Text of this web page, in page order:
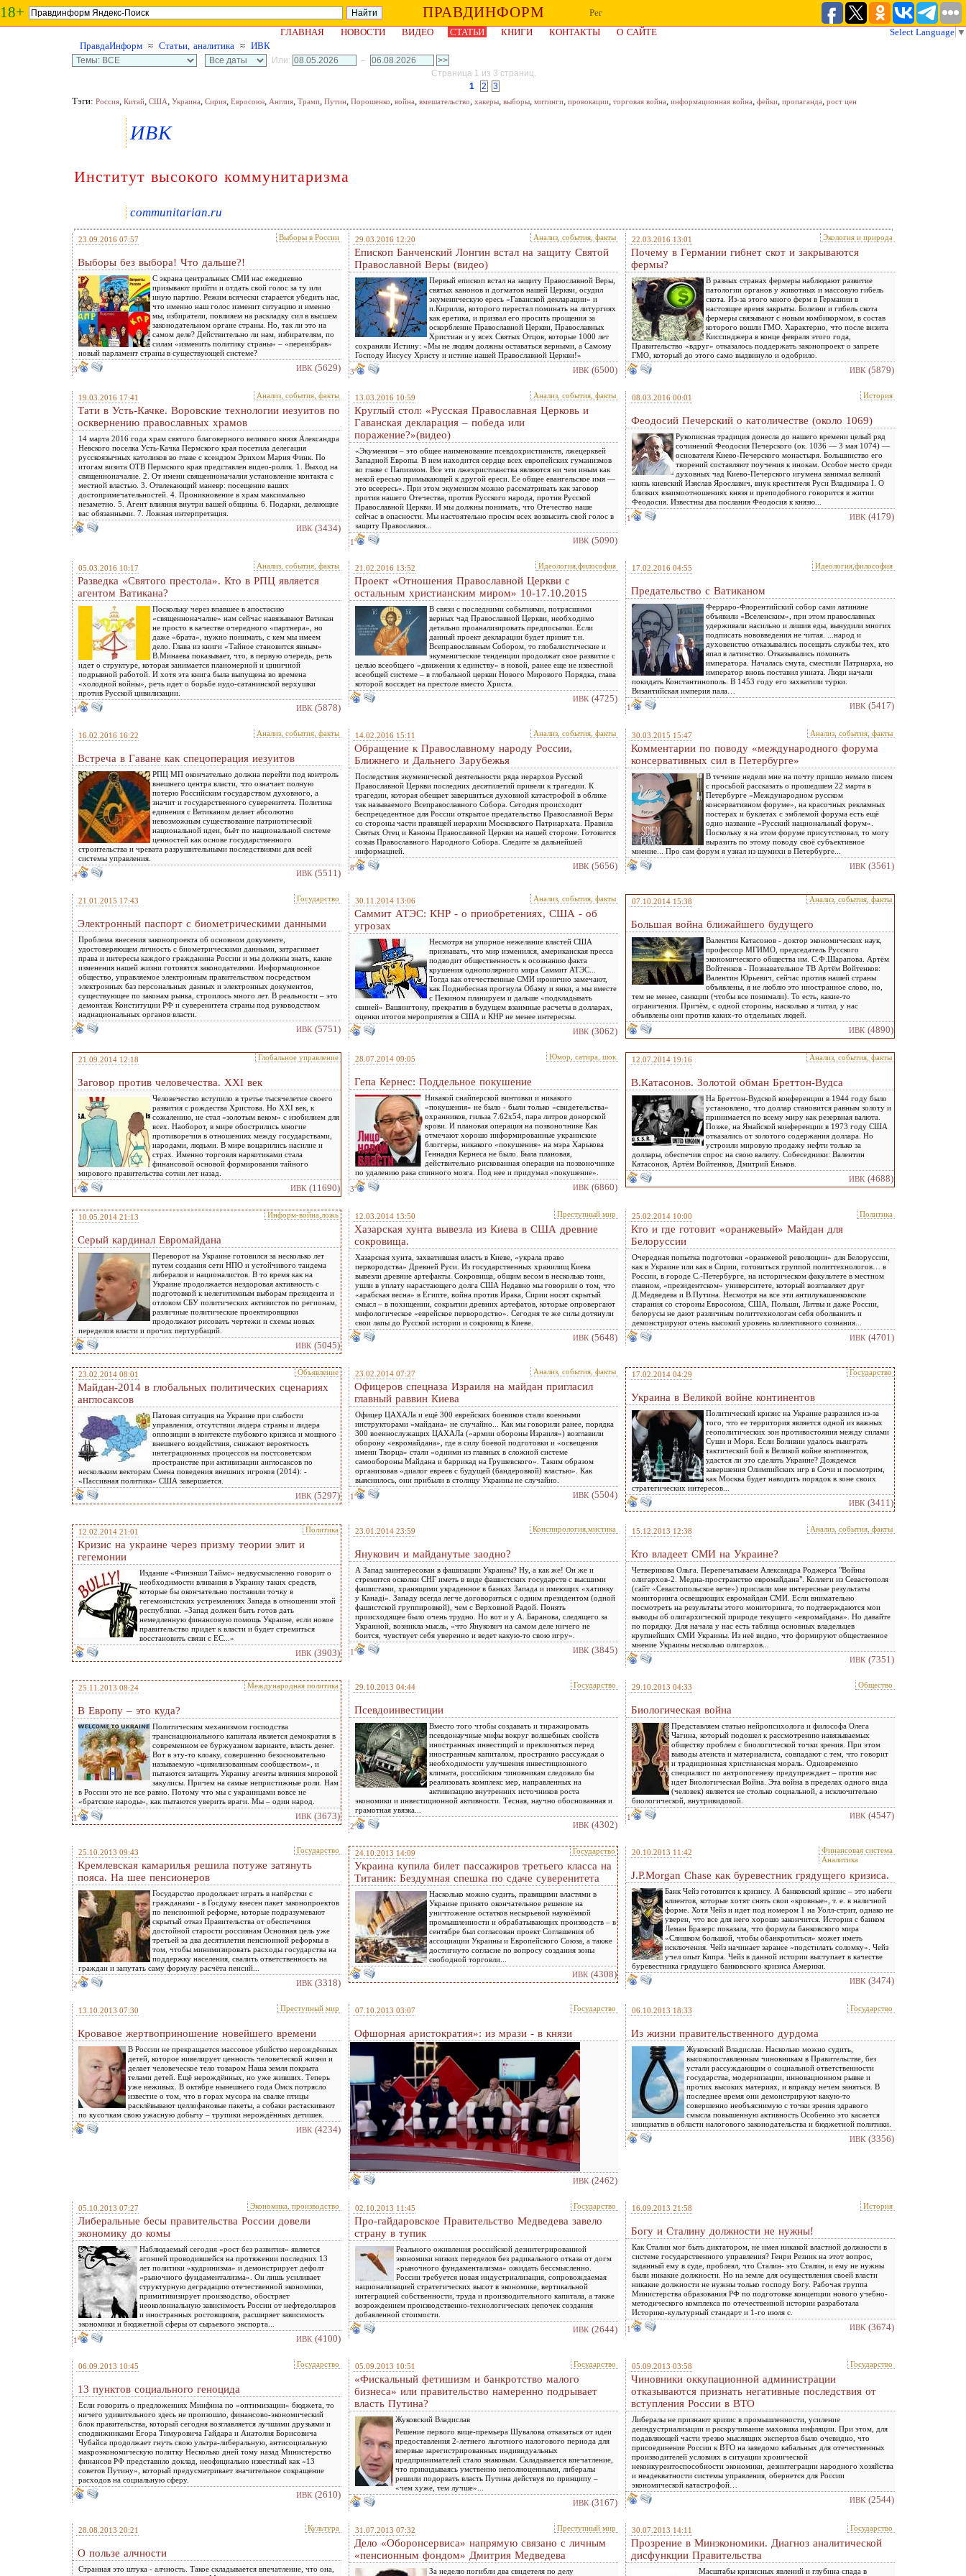
18+ ПРАВДИНФОРМ
Рег
ГЛАВНАЯ
НОВОСТИ ВИДЕО СТАТЬИ КНИГИ КОНТАКТЫ О САЙТЕ Select Language ▼
ПравдаИнформ ≈ Статьи, аналитика ≈ ИВК
Или:
–
Страница 1 из 3 страниц.
1
2 3
Тэги: Россия, Китай, США, Украина, Сирия, Евросоюз, Англия, Трамп, Путин, Порошенко, война, вмешательство, хакеры, выборы, митинги, провокации, торговая война, информационная война, фейки, пропаганда, рост цен
ИВК
Институт высокого коммунитаризма
communitarian.ru
23.09.2016 07:57 Выборы в России
Выборы без выбора! Что дальше?!
С экрана центральных СМИ нас ежедневно
призывают прийти и отдать свой голос за ту или
иную партию. Режим всячески старается убедить нас,
что именно наш голос изменит ситуацию и именно
мы, избиратели, повлияем на раскладку сил в высшем
законодательном органе страны. Но, так ли это на
самом деле? Действительно ли нам, избирателям, по
силам «изменить политику страны» – «переизбрав»
новый парламент страны в существующей системе?
3
ИВК (5629)
29.03.2016 12:20 Анализ, события, факты
Епископ Банченский Лонгин встал на защиту Святой
Православной Веры (видео)
Первый епископ встал на защиту Православной Веры,
святых канонов и догматов нашей Церкви, осудил
экуменическую ересь «Гаванской декларации» и
п.Кирилла, которого перестал поминать на литургиях
как еретика, и призвал его просить прощения за
оскорбление Православной Церкви, Православных
Христиан и у всех Святых Отцов, которые 1000 лет
сохраняли Истину: «Мы не людям должны оставаться верными, а Самому
Господу Иисусу Христу и истине нашей Православной Церкви!»
3
ИВК (6500)
22.03.2016 13:01 Экология и природа
Почему в Германии гибнет скот и закрываются
фермы?
В разных странах фермеры наблюдают развитие
патологии органов у животных и массовую гибель
скота. Из-за этого много ферм в Германии в
настоящее время закрыты. Болезни и гибель скота
фермеры связывают с новым комбикормом, в состав
которого вошли ГМО. Характерно, что после визита
Киссинджера в конце февраля этого года,
Правительство «вдруг» отказалось поддержать законопроект о запрете
ГМО, который до этого само выдвинуло и одобрило.
ИВК (5879)
19.03.2016 17:41 Анализ, события, факты
Тати в Усть-Качке. Воровские технологии иезуитов по
осквернению православных храмов
14 марта 2016 года храм святого благоверного великого князя Александра
Невского поселка Усть-Качка Пермского края посетила делегация
русскоязычных католиков во главе с ксендзом Эрихом Мария Финк. По
итогам визита ОТВ Пермского края представлен видео-ролик. 1. Выход на
священноначалие. 2. От имени священноначалия установление контакта с
местной властью. 3. Отвлекающий маневр: посещение ваших
достопримечательностей. 4. Проникновение в храм максимально
незаметно. 5. Агент влияния внутри вашей общины. 6. Подарки, делающие
вас обязанными. 7. Ложная интерпретация.
ИВК (3434)
13.03.2016 10:59 Анализ, события, факты
Круглый стол: «Русская Православная Церковь и
Гаванская декларация – победа или
поражение?»(видео)
«Экуменизм – это общее наименование псевдохристианств, лжецерквей
Западной Европы. В нем находится сердце всех европейских гуманизмов
во главе с Папизмом. Все эти лжехристианства являются ни чем иным как
некой ересью примыкающей к другой ереси. Ее общее евангельское имя —
это всеересь». При этом экуменизм можно рассматривать как заговор
против нашего Отечества, против Русского народа, против Русской
Православной Церкви. И мы должны понимать, что Отечество наше
сейчас в опасности. Мы настоятельно просим всех возвысить свой голос в
защиту Православия...
1
ИВК (5090)
08.03.2016 00:01 История
Феодосий Печерский о католичестве (около 1069)
Рукописная традиция донесла до нашего времени целый ряд
сочинений Феодосия Печерского (ок. 1036 — 3 мая 1074) —
основателя Киево-Печерского монастыря. Большинство его
творений составляют поучения к инокам. Особое место среди
духовных чад Киево-Печерского игумена занимал великий
князь киевский Изяслав Ярославич, внук крестителя Руси Владимира I. О
близких взаимоотношениях князя и преподобного говорится в житии
Феодосия. Известны два послания Феодосия к князю...
1
ИВК (4179)
05.03.2016 10:17 Анализ, события, факты
Разведка «Святого престола». Кто в РПЦ является
агентом Ватикана?
Поскольку через впавшее в апостасию
«священноначалие» нам сейчас навязывают Ватикан
не просто в качестве очередного «партнера», но
даже «брата», нужно понимать, с кем мы имеем
дело. Глава из книги «Тайное становится явным»
В.Минаева показывает, что, в первую очередь, речь
идет о структуре, которая занимается планомерной и циничной
подрывной работой. И хотя эта книга была выпущена во времена
«холодной войны», речь идет о борьбе иудо-сатанинской верхушки
против Русской цивилизации.
1
ИВК (5878)
21.02.2016 13:52 Идеология,философия
Проект «Отношения Православной Церкви с
остальным христианским миром» 10-17.10.2015
В связи с последними событиями, потрясшими
верных чад Православной Церкви, необходимо
детально проанализировать предпосылки. Если
данный проект декларации будет принят т.н.
Всеправославным Собором, то глобалистические и
экуменические тенденции продолжат свое развитие с
целью всеобщего «движения к единству» в новой, ранее еще не известной
всеобщей системе – в глобальной церкви Нового Мирового Порядка, глава
которой воссядет на престоле вместо Христа.
ИВК (4725)
17.02.2016 04:55 Идеология,философия
Предательство с Ватиканом
Ферраро-Флорентийский собор сами латиняне
объявили «Вселенским», при этом православных
удерживали насильно и лишив еды, вынудили многих
подписать нововведения не читая. ...народ и
духовенство отказывались посещать службы тех, кто
впал в латинство. Отказывались поминать
императора. Началась смута, сместили Патриарха, но
император вновь поставил униата. Люди начали
покидать Константинополь. В 1453 году его захватили турки.
Византийская империя пала…
1
ИВК (5417)
16.02.2016 16:22 Анализ, события, факты
Встреча в Гаване как спецоперация иезуитов
РПЦ МП окончательно должна перейти под контроль
внешнего центра власти, что означает полную
потерю Российским государством духовного, а
значит и государственного суверенитета. Политика
единения с Ватиканом делает абсолютно
невозможным существование патриотической
национальной идеи, бьёт по национальной системе
ценностей как основе государственного
строительства и чревата разрушительными последствиями для всей
системы управления.
4
ИВК (5511)
14.02.2016 15:11 Анализ, события, факты
Обращение к Православному народу России,
Ближнего и Дальнего Зарубежья
Последствия экуменической деятельности ряда иерархов Русской
Православной Церкви последних десятилетий привели к трагедии. К
трагедии, которая обещает завершиться духовной катастрофой в облике
так называемого Всеправославного Собора. Сегодня происходит
беспрецедентное для России открытое предательство Православной Веры
со стороны части правящей иерархии Московского Патриархата. Правила
Святых Отец и Каноны Православной Церкви на нашей стороне. Готовится
созыв Православного Народного Собора. Следите за дальнейшей
информацией.
8
ИВК (5656)
30.03.2015 15:47 Анализ, события, факты
Комментарии по поводу «международного форума
консервативных сил в Петербурге»
В течение недели мне на почту пришло немало писем
с просьбой рассказать о прошедшем 22 марта в
Петербурге «Международном русском
консервативном форуме», на красочных рекламных
постерах и буклетах с эмблемой форума есть ещё
одно название «Русский национальный форум».
Поскольку я на этом форуме присутствовал, то могу
выразить по этому поводу своё субъективное
мнение... Про сам форум я узнал из шумихи в Петербурге...
ИВК (3561)
21.01.2015 17:43 Государство
Электронный паспорт с биометрическими данными
Проблема внесения законопроекта об основном документе,
удостоверяющем личность с биометрическими данными, затрагивает
права и интересы каждого гражданина России и мы должны знать, какие
изменения нашей жизни готовятся законодателями. Информационное
общество, управляемое электронным правительством посредством
электронных баз персональных данных и электронных документов,
существующее по законам рынка, строилось много лет. В реальности – это
демонтаж Конституции РФ и суверенитета страны под руководством
наднациональных органов власти.
ИВК (5751)
30.11.2014 13:06 Анализ, события, факты
Саммит АТЭС: КНР - о приобретениях, США - об
угрозах
Несмотря на упорное нежелание властей США
признавать, что мир изменился, американская пресса
подводит общественность к осознанию факта
крушения однополярного мира Саммит АТЭС...
Тогда как отечественные СМИ иронично замечают,
как Поднебесная прогнула Обаму и янки, а мы вместе
с Пекином планируем и дальше «подкладывать
свиней» Вашингтону, прекратив в будущем взаимные расчеты в долларах,
оценки итогов мероприятия в США и КНР не менее интересны.
ИВК (3062)
07.10.2014 15:38 Анализ, события, факты
Большая война ближайшего будущего
Валентин Катасонов - доктор экономических наук,
профессор МГИМО, председатель Русского
экономического общества им. С.Ф.Шарапова. Артём
Войтенков - Познавательное ТВ Артём Войтенков:
Валентин Юрьевич, сейчас против нашей страны
объявлены, я не люблю это иностранное слово, но,
тем не менее, санкции (чтобы все понимали). То есть, какие-то
ограничения. Причём, с одной стороны, насколько я читал, у нас
объявлены они против каких-то отдельных людей.
ИВК (4890)
21.09.2014 12:18 Глобальное управление
Заговор против человечества. XXI век
Человечество вступило в третье тысячелетие своего
развития с рождества Христова. Но ХХI век, к
сожалению, не стал «золотым веком» с изобилием для
всех. Наоборот, в мире обострились многие
противоречия в отношениях между государствами,
народами, людьми. В мире воцарились насилие и
страх. Именно торговля наркотиками стала
финансовой основой формирования тайного
мирового правительства сотни лет назад.
1
ИВК (11690)
28.07.2014 09:05 Юмор, сатира, шок
Гепа Кернес: Поддельное покушение
Никакой снайперской винтовки и никакого
«покушения» не было - были только «свидетельства»
охранников, гильза 7.62х54, пара литров донорской
крови. И плановая операция на позвоночнике Как
отмечают хорошо информированные украинские
блоггеры, никакого «покушения» на мэра Харькова
Геннадия Кернеса не было. Была плановая,
действительно рискованная операция на позвоночнике
по удалению рака спинного мозга. Под нее и придумал «покушение».
3
ИВК (6860)
12.07.2014 19:16 Анализ, события, факты
В.Катасонов. Золотой обман Бреттон-Вудса
На Бреттон-Вудской конференции в 1944 году было
установлено, что доллар становится равным золоту и
принимается по всему миру как резервная валюта.
Позже, на Ямайской конференции в 1973 году США
отказались от золотого содержания доллара. Но
устроили мировую продажу нефти только за
доллары, обеспечив спрос на свою валюту. Собеседники: Валентин
Катасонов, Артём Войтенков, Дмитрий Еньков.
ИВК (4688)
10.05.2014 21:13 Информ-война,ложь
Cерый кардинал Евромайдана
Переворот на Украине готовился за несколько лет
путем создания сети НПО и устойчивого тандема
либералов и националистов. В то время как на
Украине продолжается нездоровая активность с
подготовкой к нелегитимным выборам президента и
отловом СБУ политических активистов по регионам,
различные политические проектировщики
продолжают рисовать чертежи и схемы новых
переделов власти и прочих пертурбаций.
ИВК (5045)
12.03.2014 13:50 Преступный мир
Хазарская хунта вывезла из Киева в США древние
сокровища.
Хазарская хунта, захватившая власть в Киеве, «украла право
первородства» Древней Руси. Из государственных хранилищ Киева
вывезли древние артефакты. Сокровища, общим весом в несколько тонн,
ушли в уплату нарастающего долга США Недавно мы говорили о том, что
«арабская весна» в Египте, война против Ирака, Сирии носят скрытый
смысл – в похищении, сокрытии древних артефатов, которые опровергают
мифологическое «еврейское первородство». Сегодня те же силы дотянули
свои лапы до Русской истории и сокровищ в Киеве.
ИВК (5648)
25.02.2014 10:00 Политика
Кто и где готовит «оранжевый» Майдан для
Белоруссии
Очередная попытка подготовки «оранжевой революции» для Белоруссии,
как в Украине или как в Сирии, готовиться группой политтехнологов… в
России, в городе С.-Петербурге, на историческом факультете в местном
главном, «президентском» университете, который возглавляет друг
Д.Медведева и В.Путина. Несмотря на все эти антилукашенковские
старания со стороны Евросоюза, США, Польши, Литвы и даже России,
белорусы не дают различным политтехнологам себя оболванить и
демонстрируют очень высокий уровень коллективного сознания...
ИВК (4701)
23.02.2014 08:01 Объявление
Майдан-2014 в глобальных политических сценариях
англосаксов
Патовая ситуация на Украине при слабости
управления, отсутствии лидера страны и лидера
оппозиции в контексте глубокого кризиса и мощного
внешнего воздействия, снижают вероятность
интеграционных процессов на постсоветском
пространстве при активизации англосаксов по
нескольким векторам Смена поведения внешних игроков (2014): -
«Пассивная политика» США завершается.
ИВК (5297)
23.02.2014 07:27 Анализ, события, факты
Офицеров спецназа Израиля на майдан пригласил
главный раввин Киева
Офицер ЦАХАЛа и ещё 300 еврейских боевиков стали военными
инструкторами «майдана» не случайно... Как мы говорили ранее, порядка
300 военнослужащих ЦАХАЛа («армии обороны Израиля») возглавили
оборону «евромайдана», где в силу боевой подготовки и «освещения
имени Творца» стали «одними из главных в сложной системе
самообороны Майдана и баррикад на Грушевского». Таким образом
организовав «диалог евреев c будущей (бандеровкой) властью». Как
выяснилось, они прибыли в столицу Украины не случайно.
1
ИВК (5504)
17.02.2014 04:29 Государство
Украина в Великой войне континентов
Политический кризис на Украине разразился из-за
того, что ее территория является одной из важных
геополитических зон противостояния между силами
Суши и Моря. Если Боливии удалось выиграть
тактический бой в Великой войне континентов,
удастся ли это сделать Украине? Дождемся
завершения Олимпийских игр в Сочи и посмотрим,
как Москва будет наводить порядок в зоне своих
стратегических интересов...
ИВК (3411)
12.02.2014 21:01 Политика
Кризис на украине через призму теории элит и
гегемонии
Издание «Финэншл Таймс» недвусмысленно говорит о
необходимости вливания в Украину таких средств,
которые бы окончательно поставили точку в
гегемонистских устремлениях Запада в отношении этой
республики. «Запад должен быть готов дать
немедленную финансовую помощь Украине, если новое
правительство придет к власти и будет стремиться
восстановить связи с ЕС...»
ИВК (3903)
23.01.2014 23:59 Конспирология,мистика
Янукович и майданутые заодно?
А Запад заинтересован в фашизации Украины? Ну, а как же! Он же и
стремится осколки СНГ иметь в виде фашистских государств с высшими
фашистами, хранящими украденное в банках Запада и имеющих «хатинку
у Канадi». Западу всегда легче договориться с одним президентом (одной
фашистской группировкой), чем с Верховной Радой. Понять
происходящее было очень трудно. Но вот и у А. Баранова, следящего за
Украиной, возникла мысль, «что Янукович на самом деле ничего не
боится, чувствует себя уверенно и ведет какую-то свою игру».
1
ИВК (3845)
15.12.2013 12:38 Анализ, события, факты
Кто владеет СМИ на Украине?
Четверикова Ольга. Перепечатываем Александра Роджерса "Войны
олигархов-2. Медиа-пространство евромайдана". Коллеги из Севастополя
(сайт «Севастопольское вече») прислали мне интересные результаты
мониторинга освещающих евромайдан СМИ. Если внимательно
посмотреть на результаты этого мониторинга, то подтверждаются мои
выводы об олигархической природе текущего «евромайдана». Но давайте
по порядку. Для начала у нас есть таблица основных владельцев
крупнейших СМИ Украины. Из неё видно, что формируют общественное
мнение Украины несколько олигархов...
ИВК (7351)
25.11.2013 08:24 Международная политика
В Европу – это куда?
Политическим механизмом господства
транснационального капитала является демократия в
современном ее буржуазном варианте, власть денег.
Вот в эту-то клоаку, совершенно безосновательно
называемую «цивилизованным сообществом», и
пытаются затащить Украину агенты влияния мировой
закулисы. Причем на самые непристижные роли. Нам
в России это не все равно. Потому что мы с украинцами вовсе не
«братские народы», как пытаются уверить враги. Мы – один народ.
1
ИВК (3673)
29.10.2013 04:44 Государство
Псевдоинвестиции
Вместо того чтобы создавать и тиражировать
псевдонаучные мифы вокруг волшебных свойств
иностранных инвестиций и преклоняться перед
иностранным капиталом, пространно рассуждая о
необходимости улучшения инвестиционного
климата, российским чиновникам следовало бы
реализовать комплекс мер, направленных на
активизацию внутренних источников роста
экономики и инвестиционной активности. Тесная, научно обоснованная и
грамотная увязка...
2
ИВК (4302)
29.10.2013 04:33 Общество
Биологическая война
Представляем статью нейропсихолога и философа Олега
Чагина, который подошел к рассмотрению навязываемых
обществу проблем с биологической точки зрения. При этом
выводы атеиста и материалиста, совпадают с тем, что говорит
и традиционная христианская мораль. Одновременно
специалист по антропогенезу предупреждает – против нас
идет Биологическая Война. Эта война в пределах одного вида
(человек) является не столько социальной, а исключительно
биологической, внутривидовой.
1
ИВК (4547)
25.10.2013 09:43 Государство
Кремлевская камарилья решила потуже затянуть
пояса. На шее пенсионеров
Государство продолжает играть в напёрстки с
гражданами - в Госдуму внесен пакет законопроектов
по пенсионной реформе, которые подразумевают
скрытый отказ Правительства от обеспечения
достойной старости россиянам Основная цель уже
третьей за два десятилетия пенсионной реформы в
том, чтобы минимизировать расходы государства на
поддержку населения, свалить ответственность на
граждан и запутать саму формулу расчёта пенсий...
2
ИВК (3318)
24.10.2013 14:09 Государство
Украина купила билет пассажиров третьего класса на
Титаник: Бездумная спешка по сдаче суверенитета
Насколько можно судить, правящими властями в
Украине принято окончательное решение на
уничтожение остатков несырьевой наукоёмкой
промышленности и обрабатывающих производств – в
сентябре был согласован проект Соглашения об
ассоциации Украины и Европейского Союза, а также
достигнуто согласие по вопросу создания зоны
свободной торговли...
ИВК (4308)
20.10.2013 11:42
Финансовая система
Аналитика
J.P.Morgan Chase как буревестник грядущего кризиса.
Банк Чейз готовится к кризису. А банковский кризис – это набеги
клиентов, которые хотят снять свои «кровные», т. е. в наличной
форме. Хотя Чейз и идет под номером 1 на Уолл-стрит, однако не
уверен, что все для него хорошо закончится. История с банком
Леман Бразерс показала, что формула банковского мира
«Слишком большой, чтобы обанкротиться» может иметь
исключения. Чейз начинает заранее «подстилать соломку». Чейз
учел опыт Кипра. Чейз в данной истории выступает в качестве
буревестника грядущего банковского кризиса Америки.
ИВК (3474)
13.10.2013 07:30 Преступный мир
Кровавое жертвоприношение новейшего времени
В России не прекращается массовое убийство нерождённых
детей, которое нивелирует ценность человеческой жизни и
делает человеческое тело товаром Наша земля покрыта
телами детей. Ещё нерождённых, но уже живших. Теперь
уже неживых. В октябре нынешнего года Омск потрясло
известие о том, что в горах мусора на свалке птицы
расклёвывают целлофановые пакеты, а собаки растаскивают
по кусочкам свою ужасную добычу – трупики нерождённых детишек.
ИВК (4234)
07.10.2013 03:07 Государство
Офшорная аристократия»: из мрази - в князи
ИВК (2462)
06.10.2013 18:33 Государство
Из жизни правительственного дурдома
Жуковский Владислав. Насколько можно судить,
высокопоставленным чиновникам в Правительстве, без
устали рассуждающим о социальной ответственности
государства, модернизации, инновационном рывке и
прочих высоких материях, и вправду нечем заняться. В
последнее время они демонстрируют какую-то
совершенно необъяснимую с точки зрения здравого
смысла повышенную активность Особенно это касается
инициатив в области налогового законодательства и бюджетной политики.
ИВК (3356)
05.10.2013 07:27 Экономика, производство
Либеральные бесы правительства России довели
экономику до комы
Наблюдаемый сегодня «рост без развития» является
агонией проводившейся на протяжении последних 13
лет политики «кудринизма» и демонстрирует дефолт
«рыночного фундаментализма». Он лишь усиливает
структурную деградацию отечественной экономики,
примитивизирует производство, обостряет
неоколониальную зависимость России от нефтедолларов
и иностранных ростовщиков, расширяет зависимость
экономики и бюджетной сферы от сырьевого экспорта...
1
ИВК (4100)
02.10.2013 11:45 Государство
Про-гайдаровское Правительство Медведева завело
страну в тупик
Реального оживления российской дезинтегрированной
экономики низких переделов без радикального отказа от догм
«рыночного фундаментализма» ожидать бессмысленно.
России требуется новая индустриализация, сопровождаемая
национализацией стратегических высот в экономике, вертикальной
интеграцией собственности, труда и производительного капитала, а также
возрождением производственно-технологических цепочек создания
добавленной стоимости.
ИВК (2644)
16.09.2013 21:58 История
Богу и Сталину должности не нужны!
Как Сталин мог быть диктатором, не имея никакой властной должности в
системе государственного управления? Генри Резник на этот вопрос,
заданный ему в суде, проблеял, что Сталин- это Сталин, и ему не нужны
были никакие должности. Но на земле для осуществления своей власти
никакие должности не нужны только господу Богу. Рабочая группа
Министерства образования РФ по подготовке концепции нового учебно-
методического комплекса по отечественной истории разработала
Историко-культурный стандарт и 1-го июля с.
1
ИВК (3674)
06.09.2013 10:45 Государство
13 пунктов социального геноцида
Если говорить о предложениях Минфина по «оптимизации» бюджета, то
ничего удивительного здесь не произошло, финансово-экономический
блок правительства, который сегодня возглавляется лучшими друзьями и
сподвижниками Егора Тимуровича Гайдара и Анатолия Борисовича
Чубайса продолжает гнуть свою ультра-либеральную, антисоциальную
макроэкономическую политку Несколько дней тому назад Министерство
финансов РФ представило доклад, неофициально известный как «13
советов Путину», который предусматривает значительное сокращение
расходов на социальную сферу.
ИВК (2610)
05.09.2013 10:51 Государство
«Фискальный фетишизм и банкротство малого
бизнеса» или правительство намеренно подрывает
власть Путина?
Жуковский Владислав
Решение первого вице-премьера Шувалова отказаться от идеи
предоставления 2-летнего льготного налогового периода для
впервые зарегистрированных индивидуальных
предпринимателей стало знаковым. Складывается впечатление,
что прикидываясь умственно неполноценными, либералы
решили подорвать власть Путина действуя по принципу –
«чем хуже, тем лучше»...
ИВК (3167)
05.09.2013 03:58 Государство
Чиновники оккупационной администрации
отказываются признать негативные последствия от
вступления России в ВТО
Либералы не признают кризис в промышленности, усиление
деиндустриализации и раскручивание маховика инфляции. При этом, для
подавляющей части трезво мыслящих экспертов было очевидно, что
присоединение России к ВТО на заведомо кабальных для отечественных
производителей условиях в ситуации хронической
неконкурентоспособности экономики, дезинтеграции народного хозяйства
и неадекватности системы управления, обернется для России
экономической катастрофой…
ИВК (2544)
28.08.2013 20:21 Культура
О пользе алчности
Странная это штука - алчность. Такое складывается впечатление, что она,
31.07.2013 07:32 Преступный мир
Дело «Оборонсервиса» напрямую связано с личным
«пенсионным фондом» Дмитрия Медведева
За неделю погибли два свидетеля по делу
30.07.2013 14:11 Государство
Прозрение в Минэкономики. Диагноз аналитической
дисфункции Правительства
Масштабы кризисных явлений и глубина спада в